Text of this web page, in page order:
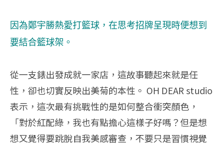
因為鄭宇勝熱愛打籃球，在思考招牌呈現時便想到
要結合籃球架。
從一支錶出發成就一家店，這故事聽起來就是任
性，卻也切實反映出美菊的本性。 OH DEAR studio
表示，這次最有挑戰性的是如何整合衝突顏色，
「對於紅配綠，我也有點擔心這樣子好嗎？但是想
想又覺得要跳脫自我美感審查，不要只是習慣視覺